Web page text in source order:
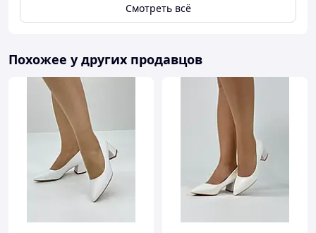
Смотреть всё
Похожее у других продавцов